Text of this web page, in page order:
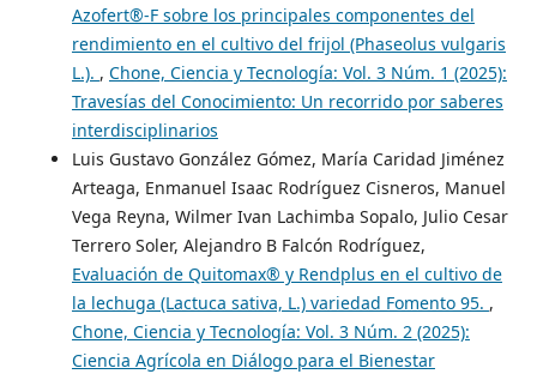
Azofert®-F sobre los principales componentes del
rendimiento en el cultivo del frijol (Phaseolus vulgaris
L.). , Chone, Ciencia y Tecnología: Vol. 3 Núm. 1 (2025):
Travesías del Conocimiento: Un recorrido por saberes
interdisciplinarios
Luis Gustavo González Gómez, María Caridad Jiménez
Arteaga, Enmanuel Isaac Rodríguez Cisneros, Manuel
Vega Reyna, Wilmer Ivan Lachimba Sopalo, Julio Cesar
Terrero Soler, Alejandro B Falcón Rodríguez,
Evaluación de Quitomax® y Rendplus en el cultivo de
la lechuga (Lactuca sativa, L.) variedad Fomento 95. ,
Chone, Ciencia y Tecnología: Vol. 3 Núm. 2 (2025):
Ciencia Agrícola en Diálogo para el Bienestar